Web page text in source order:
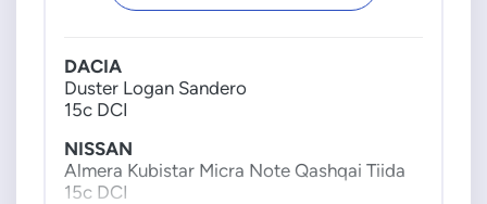
33570030
33570042
33570045
1495600Q1F
1495600Q1G
DACIA
Duster Logan Sandero
15c DCI
NISSAN
Almera Kubistar Micra Note Qashqai Tiida
15c DCI